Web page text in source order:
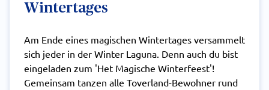
Wintertages
Am Ende eines magischen Wintertages versammelt
sich jeder in der Winter Laguna. Denn auch du bist
eingeladen zum 'Het Magische Winterfeest'!
Gemeinsam tanzen alle Toverland-Bewohner rund